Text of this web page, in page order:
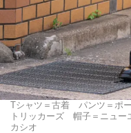
Tシャツ＝古着 パンツ＝ポ
トリッカーズ 帽子＝ニュ
カシオ